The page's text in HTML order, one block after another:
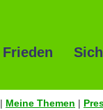
Frieden
| Meine Themen |